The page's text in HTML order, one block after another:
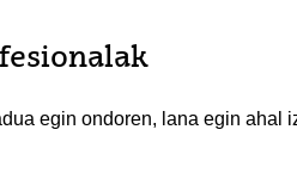
egin ondoren, lana egin ahal